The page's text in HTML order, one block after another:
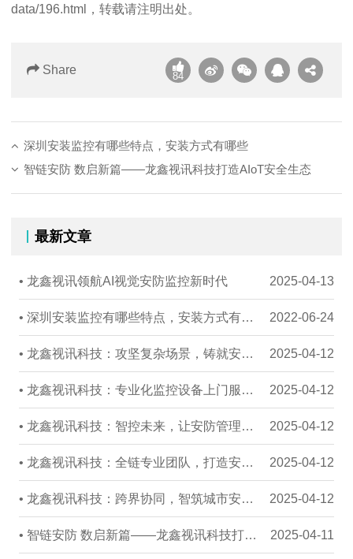
data/196.html ，转载请注明出处。
Share 84
深圳安装监控有哪些特点，安装方式有哪些
智链安防 数启新篇——龙鑫视讯科技打造AIoT安全生态
最新文章
2025-04-13
• 龙鑫视讯领航AI视觉安防监控新时代
2022-06-24
• 深圳安装监控有哪些特点，安装方式有哪些
2025-04-12
• 龙鑫视讯科技：攻坚复杂场景，铸就安防工程典范
2025-04-12
• 龙鑫视讯科技：专业化监控设备上门服务全流程解析
2025-04-12
• 龙鑫视讯科技：智控未来，让安防管理更高效、更省心
2025-04-12
• 龙鑫视讯科技：全链专业团队，打造安防工程新标杆
2025-04-12
• 龙鑫视讯科技：跨界协同，智筑城市安全新生态
2025-04-11
• 智链安防 数启新篇——龙鑫视讯科技打造AIoT安全生态